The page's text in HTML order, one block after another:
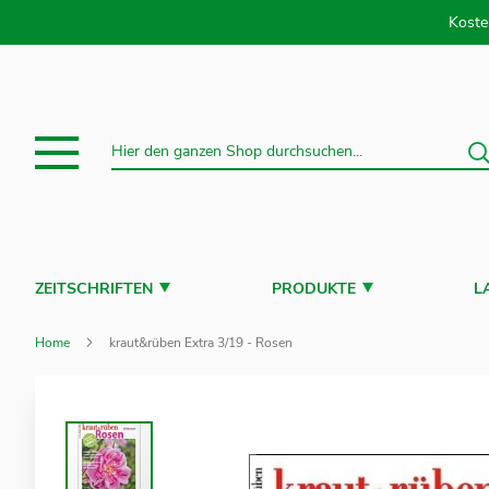
Suche
ZEITSCHRIFTEN PRODUKTE
Home kraut&rüben Extra 3/19 - Rosen
Ende
der
Bildergalerie